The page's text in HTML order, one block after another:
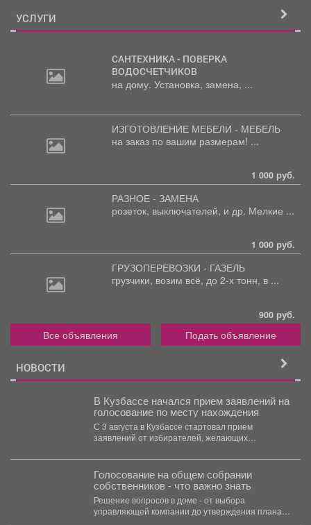
УСЛУГИ
САНТЕХНИКА - ПОВЕРКА
ВОДОСЧЕТЧИКОВ
на дому. Установка, замена, ...
ИЗГОТОВЛЕНИЕ МЕБЕЛИ - МЕБЕЛЬ
на заказ по вашим размерам! ...
1 000 руб.
РАЗНОЕ - ЗАМЕНА
розеток, выключателей, и др. Мелкие ...
1 000 руб.
ГРУЗОПЕРЕВОЗКИ - ГАЗЕЛЬ
грузчики, возим всё, до 2-х тонн, в ...
900 руб.
Все объявления Подать объявление
НОВОСТИ
В Кузбассе начался прием заявлений на
голосование по месту нахождения
С 3 августа в Кузбассе стартовал прием
заявлений от избирателей, желающих
Голосование на общем собрании
собственников - что важно знать
Решение вопросов в доме - от выбора
управляющей компании до утверждения плана